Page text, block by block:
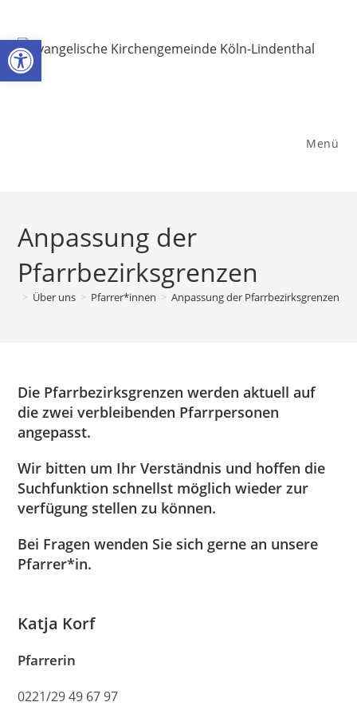
springen
Menü
Anpassung der
Pfarrbezirksgrenzen
> Über uns > Pfarrer*innen > Anpassung der Pfarrbezirksgrenzen
Die Pfarrbezirksgrenzen werden aktuell auf
die zwei verbleibenden Pfarrpersonen
angepasst.
Wir bitten um Ihr Verständnis und hoffen die
Suchfunktion schnellst möglich wieder zur
verfügung stellen zu können.
Bei Fragen wenden Sie sich gerne an unsere
Pfarrer*in.
Katja Korf
Pfarrerin
0221/29 49 67 97
Werkzeugleiste öffnen